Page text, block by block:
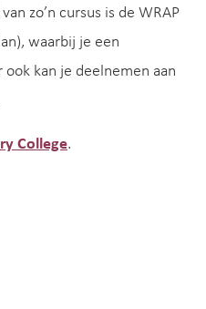
zo’n cursus is de WRAP
waarbij je een
kan je deelnemen aan
College.